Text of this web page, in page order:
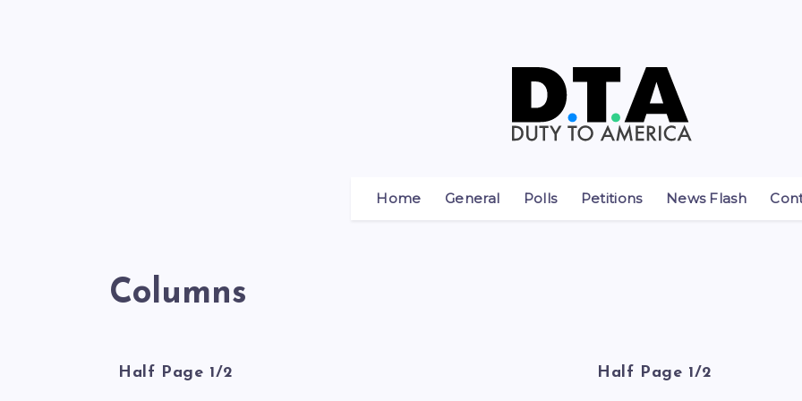
Home General Polls Petitions News Flash
Columns
Half Page 1/2 Half Page 1/2